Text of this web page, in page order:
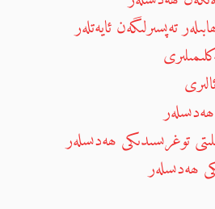
تەپسىرلىگەن ئايەتلەر
توغرىسىدىكى ھەدىسلەر
ھەدىسلەر